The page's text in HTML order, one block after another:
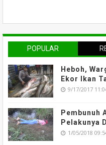
POPULAR
Heboh,
Ekor Ikan
9/17/2017
Pembunuh
Pelakunya
1/05/2018